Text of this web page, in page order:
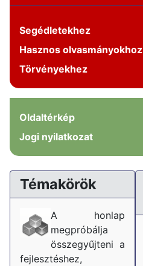
Segédletekhez
Hasznos olvasmányokhoz
Törvényekhez
Oldaltérkép
Jogi nyilatkozat
Témakörök
A honlap
megpróbálja
összegyűjteni a
fejlesztéshez,